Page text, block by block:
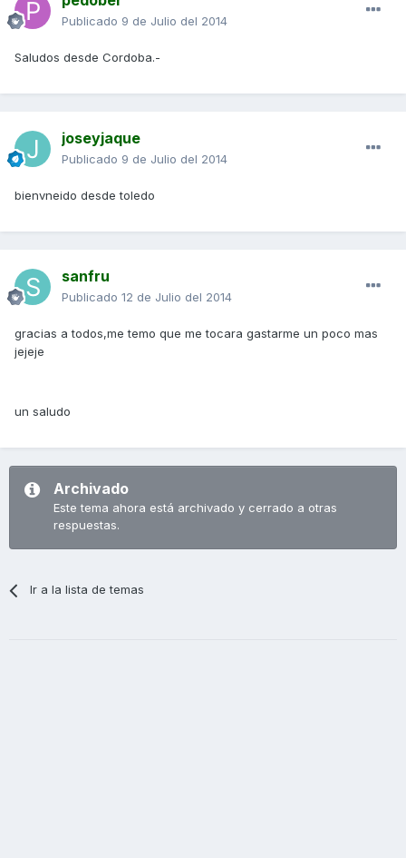
Publicado 9 de Julio del 2014
Saludos desde Cordoba.-
joseyjaque
Publicado 9 de Julio del 2014
bienvneido desde toledo
sanfru
Publicado 12 de Julio del 2014
gracias a todos,me temo que me tocara gastarme un poco mas
jejeje
un saludo
Archivado
Este tema ahora está archivado y cerrado a otras
respuestas.
Ir a la lista de temas